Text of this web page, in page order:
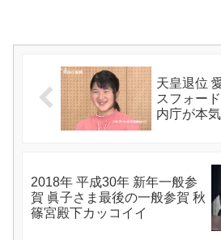
天皇退位
スフォー
内庁が本
2018年 平成30年 新年一般参
賀 眞子さま最後の一般参賀 秋
篠宮殿下カッコイイ